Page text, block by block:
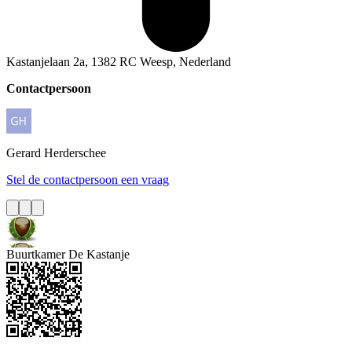
Kastanjelaan 2a, 1382 RC Weesp, Nederland
Contactpersoon
Gerard Herderschee
Stel de contactpersoon een vraag
Buurtkamer De Kastanje